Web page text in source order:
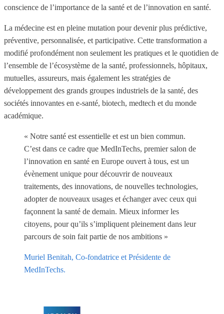
conscience de l’importance de la santé et de l’innovation en santé.
La médecine est en pleine mutation pour devenir plus prédictive,
préventive, personnalisée, et participative. Cette transformation a
modifié profondément non seulement les pratiques et le quotidien de
l’ensemble de l’écosystème de la santé, professionnels, hôpitaux,
mutuelles, assureurs, mais également les stratégies de
développement des grands groupes industriels de la santé, des
sociétés innovantes en e-santé, biotech, medtech et du monde
académique.
« Notre santé est essentielle et est un bien commun.
C’est dans ce cadre que MedInTechs, premier salon de
l’innovation en santé en Europe ouvert à tous, est un
évènement unique pour découvrir de nouveaux
traitements, des innovations, de nouvelles technologies,
adopter de nouveaux usages et échanger avec ceux qui
façonnent la santé de demain. Mieux informer les
citoyens, pour qu’ils s’impliquent pleinement dans leur
parcours de soin fait partie de nos ambitions »
Muriel Benitah, Co-fondatrice et Présidente de
MedInTechs.